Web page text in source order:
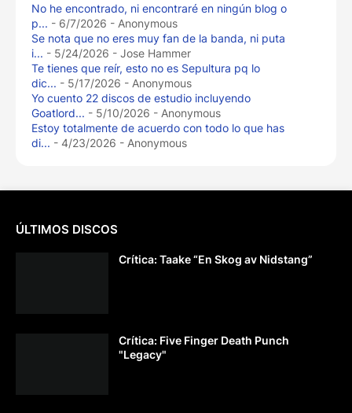
No he encontrado, ni encontraré en ningún blog o
p... - 6/7/2026 - Anonymous
Se nota que no eres muy fan de la banda, ni puta
i... - 5/24/2026 - Jose Hammer
Te tienes que reír, esto no es Sepultura pq lo
dic... - 5/17/2026 - Anonymous
Yo cuento 22 discos de estudio incluyendo
Goatlord... - 5/10/2026 - Anonymous
Estoy totalmente de acuerdo con todo lo que has
di... - 4/23/2026 - Anonymous
ÚLTIMOS DISCOS
Crítica: Taake “En Skog av Nidstang”
Crítica: Five Finger Death Punch
"Legacy"